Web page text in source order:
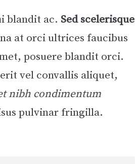
blandit ac. Sed scelerisque
at orci ultrices faucibus
posuere blandit orci.
vel convallis aliquet,
nibh condimentum
pulvinar fringilla.